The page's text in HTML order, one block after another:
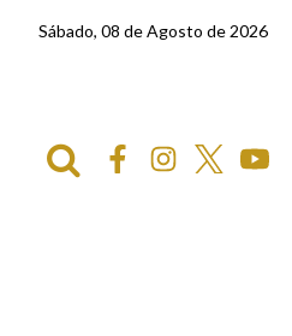
Sábado, 08 de Agosto de 2026